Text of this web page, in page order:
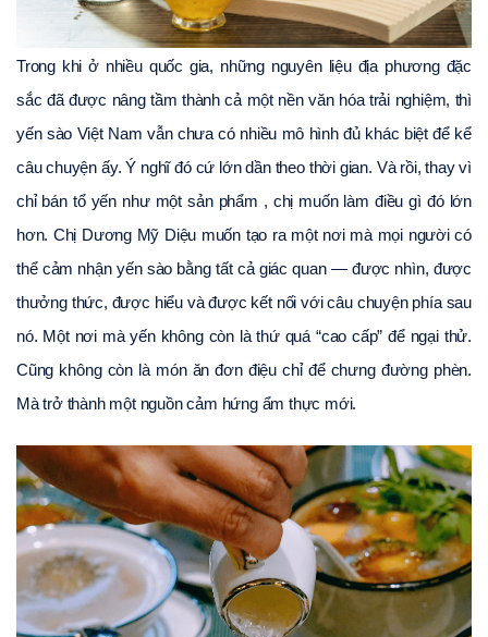
Trong khi ở nhiều quốc gia, những nguyên liệu địa phương đặc
sắc đã được nâng tầm thành cả một nền văn hóa trải nghiệm, thì
yến sào Việt Nam vẫn chưa có nhiều mô hình đủ khác biệt để kể
câu chuyện ấy. Ý nghĩ đó cứ lớn dần theo thời gian. Và rồi, thay vì
chỉ bán tổ yến như một sản phẩm , chị muốn làm điều gì đó lớn
hơn. Chị Dương Mỹ Diệu muốn tạo ra một nơi mà mọi người có
thể cảm nhận yến sào bằng tất cả giác quan — được nhìn, được
thưởng thức, được hiểu và được kết nối với câu chuyện phía sau
nó. Một nơi mà yến không còn là thứ quá “cao cấp” để ngại thử.
Cũng không còn là món ăn đơn điệu chỉ để chưng đường phèn.
Mà trở thành một nguồn cảm hứng ẩm thực mới.